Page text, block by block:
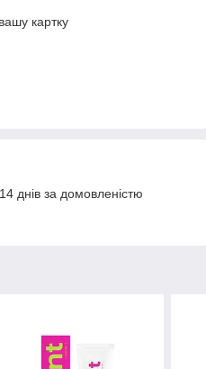
картку
днів за домовленістю